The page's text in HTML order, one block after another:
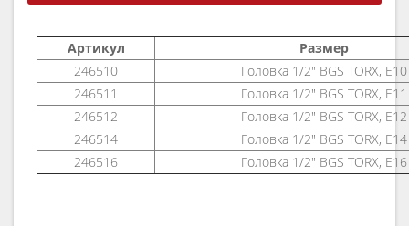
Артикул
Размер
246510
Головка 1/2" BGS TORX, E10
246511
Головка 1/2" BGS TORX, E11
246512
Головка 1/2" BGS TORX, E12
246514
Головка 1/2" BGS TORX, E14
246516
Головка 1/2" BGS TORX, E16